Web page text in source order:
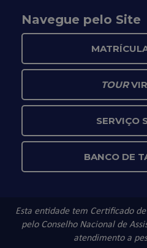
Navegue pelo Site
TOUR
SERVIÇO
BANCO DE
Esta entidade tem Certificado
pelo Conselho Nacional de
atendimento a